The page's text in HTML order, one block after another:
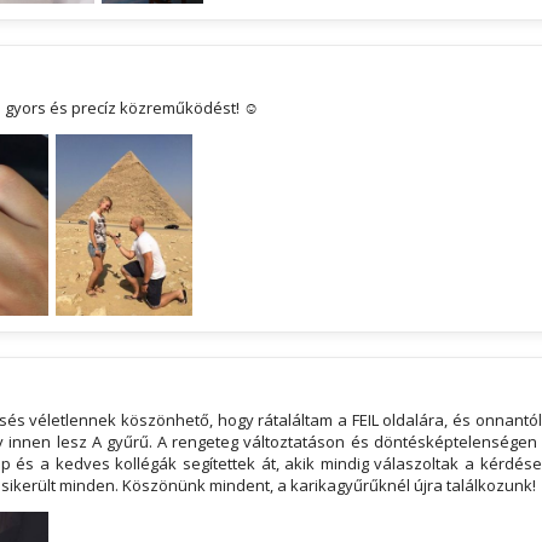
gyors és precíz közreműködést! ☺
véletlennek köszönhető, hogy rátaláltam a FEIL oldalára, és
innen lesz A gyűrű. A rengeteg változtatáson és
és a kedves kollégák segítettek át, akik mindig válaszoltak a
minden. Köszönünk mindent, a karikagyűrűknél újra találkozunk!